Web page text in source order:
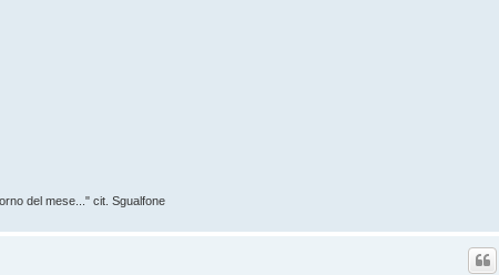
del mese..." cit. Sgualfone